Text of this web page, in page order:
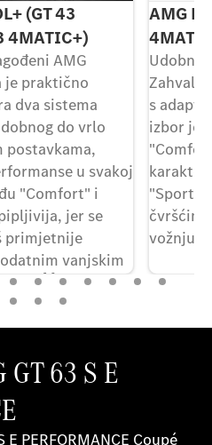
(GT 43
4MATIC+)
AMG
je praktično
dva sistema
do vrlo
u svakoj
"Comfort" i
jer se
primjetnije
vanjskim
[1]
AMG
Udobna
s
izbor je
"Sport" i
čvršćim
vožnju.
63 S E
PERFORMANCE Coupé